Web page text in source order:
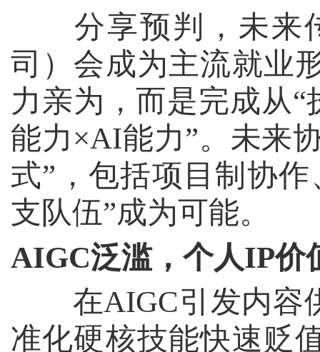
分享预判，未来
司）会成为主流就业
力亲为，而是完成从“
能力×AI能力”。未来
式”，包括项目制协
支队伍”成为可能。
AIGC泛滥，个人IP价
在AIGC引发内容
准化硬核技能快速贬